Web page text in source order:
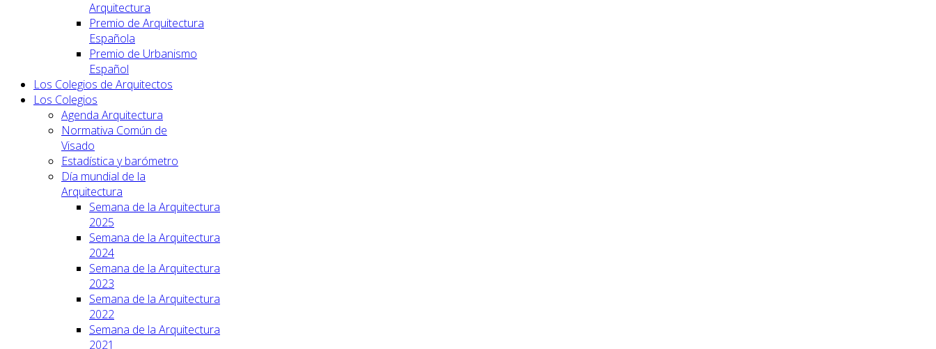
Arquitectura
Premio de Arquitectura
Española
Premio de Urbanismo
Español
Los Colegios de Arquitectos
Los Colegios
Agenda Arquitectura
Normativa Común de
Visado
Estadística y barómetro
Día mundial de la
Arquitectura
Semana de la Arquitectura
2025
Semana de la Arquitectura
2024
Semana de la Arquitectura
2023
Semana de la Arquitectura
2022
Semana de la Arquitectura
2021